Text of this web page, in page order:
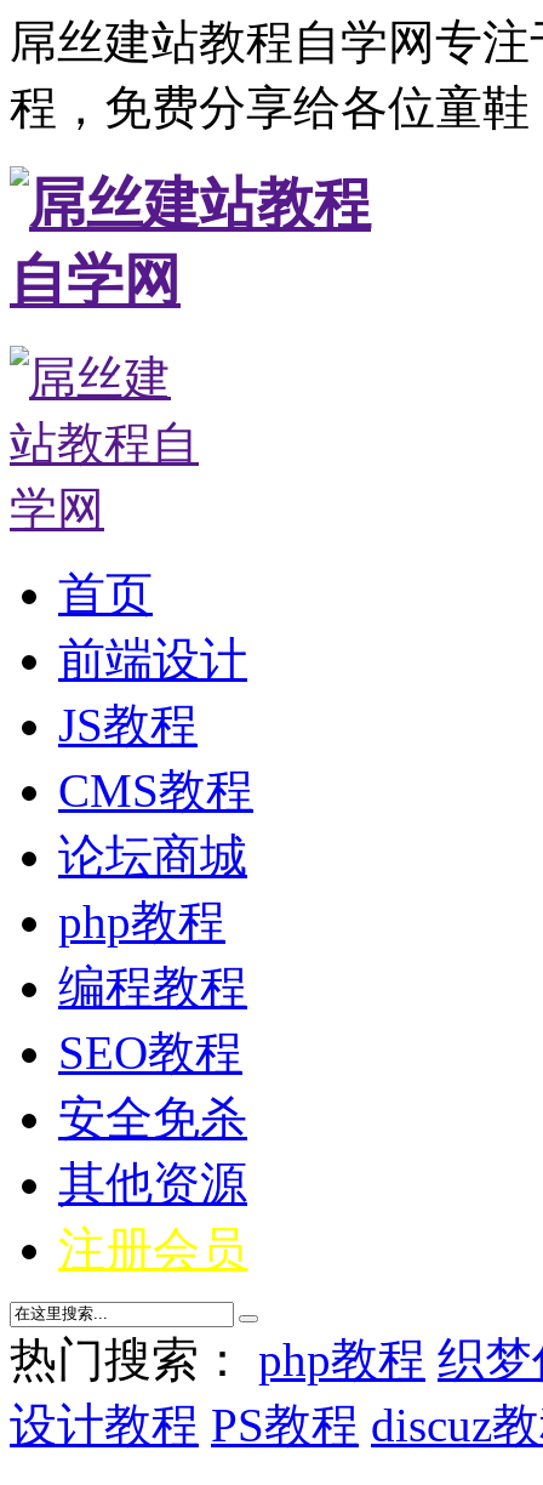
屌丝建站教程自学网专
程，免费分享给各位童
首页
前端设计
JS教程
CMS教程
论坛商城
php教程
编程教程
SEO教程
安全免杀
其他资源
注册会员
热门搜索： php教程 织
设计教程 PS教程 discuz